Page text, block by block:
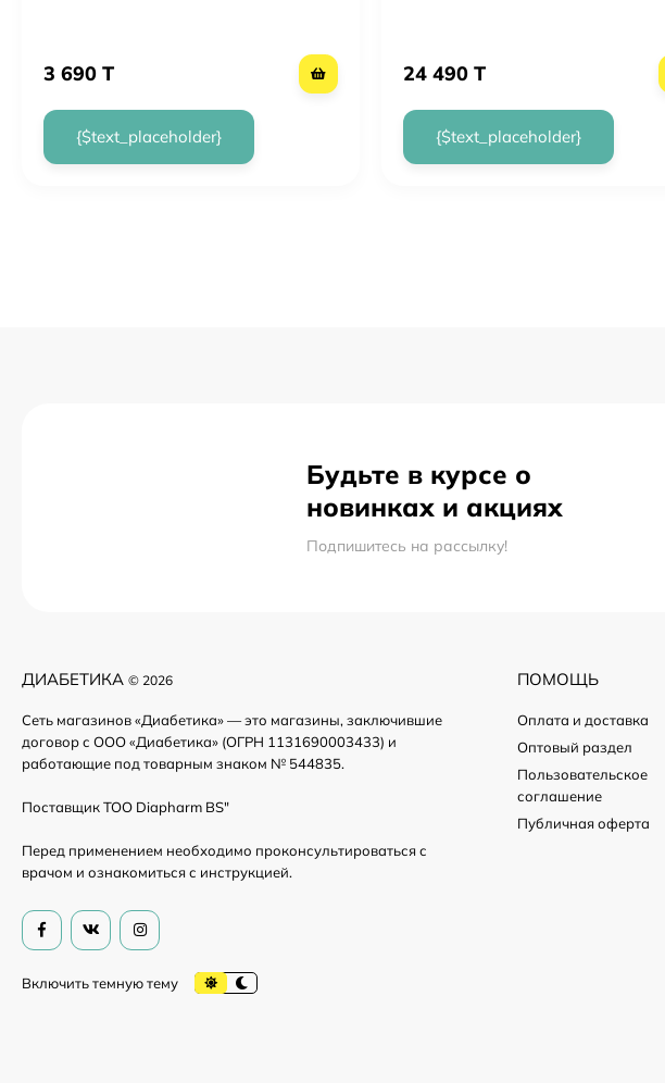
3 690 T
{$text_placeholder}
24 490 T
{$text_placeholder}
Будьте в курсе о
новинках и акциях
Подпишитесь на рассылкy!
ДИАБЕТИКА © 2026
Сеть магазинов «Диабетика» — это магазины, заключившие
договор с ООО «Диабетика» (ОГРН 1131690003433) и
работающие под товарным знаком № 544835.
Поставщик ТОО Diapharm BS"
Перед применением необходимо проконсультироваться с
врачом и ознакомиться с инструкцией.
ПОМОЩЬ
Оплата и доставка
Оптовый раздел
Пользовательское
соглашение
Публичная оферта